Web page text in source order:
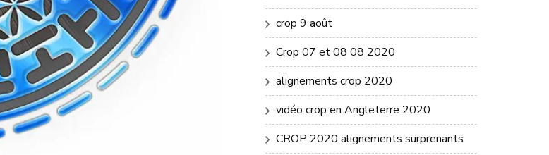
crop 9 août
Crop 07 et 08 08 2020
alignements crop 2020
vidéo crop en Angleterre 2020
CROP 2020 alignements surprenants